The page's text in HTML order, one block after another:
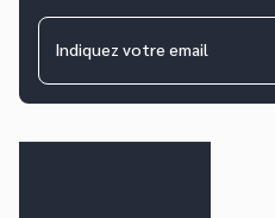
Indiquez votre email